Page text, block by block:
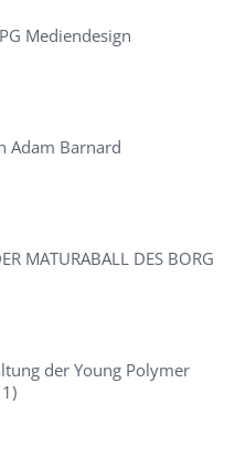
Mediendesign
Adam Barnard
MATURABALL DES BORG
der Young Polymer